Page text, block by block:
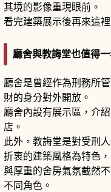
其境的影像重現眼前。
看完建築展示後再來這
廳舍與教誨堂也值得
廳舍是曾經作為刑務所
財的身分對外開放。
廳舍內設有展示區，介
店。
此外，教誨堂是對受刑
折衷的建築風格為特色
與厚重的舍房氣氛截然
不同角色。